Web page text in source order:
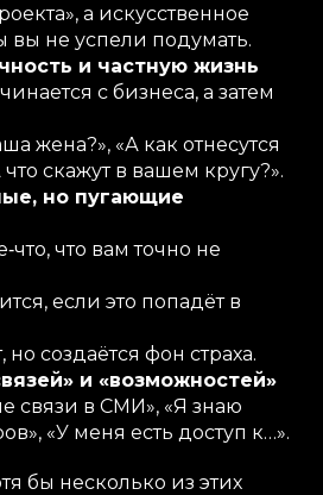
а искусственное
вы не успели подумать.
и частную жизнь
с бизнеса, а затем
жена?», «А как отнесутся
скажут в вашем кругу?».
но пугающие
что вам точно не
если это попадёт в
создаётся фон страха.
и «возможностей»
связи в СМИ», «Я знаю
«У меня есть доступ к…».
бы несколько из этих